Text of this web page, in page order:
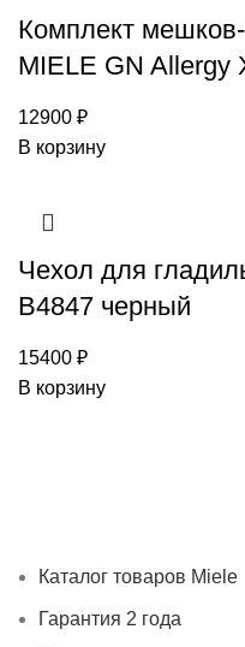
Комплект
MIELE GN Allergy
12900 ₽
В корзину
Чехол для
B4847 черный
15400 ₽
В корзину
Каталог товаров Miele
Гарантия 2 года